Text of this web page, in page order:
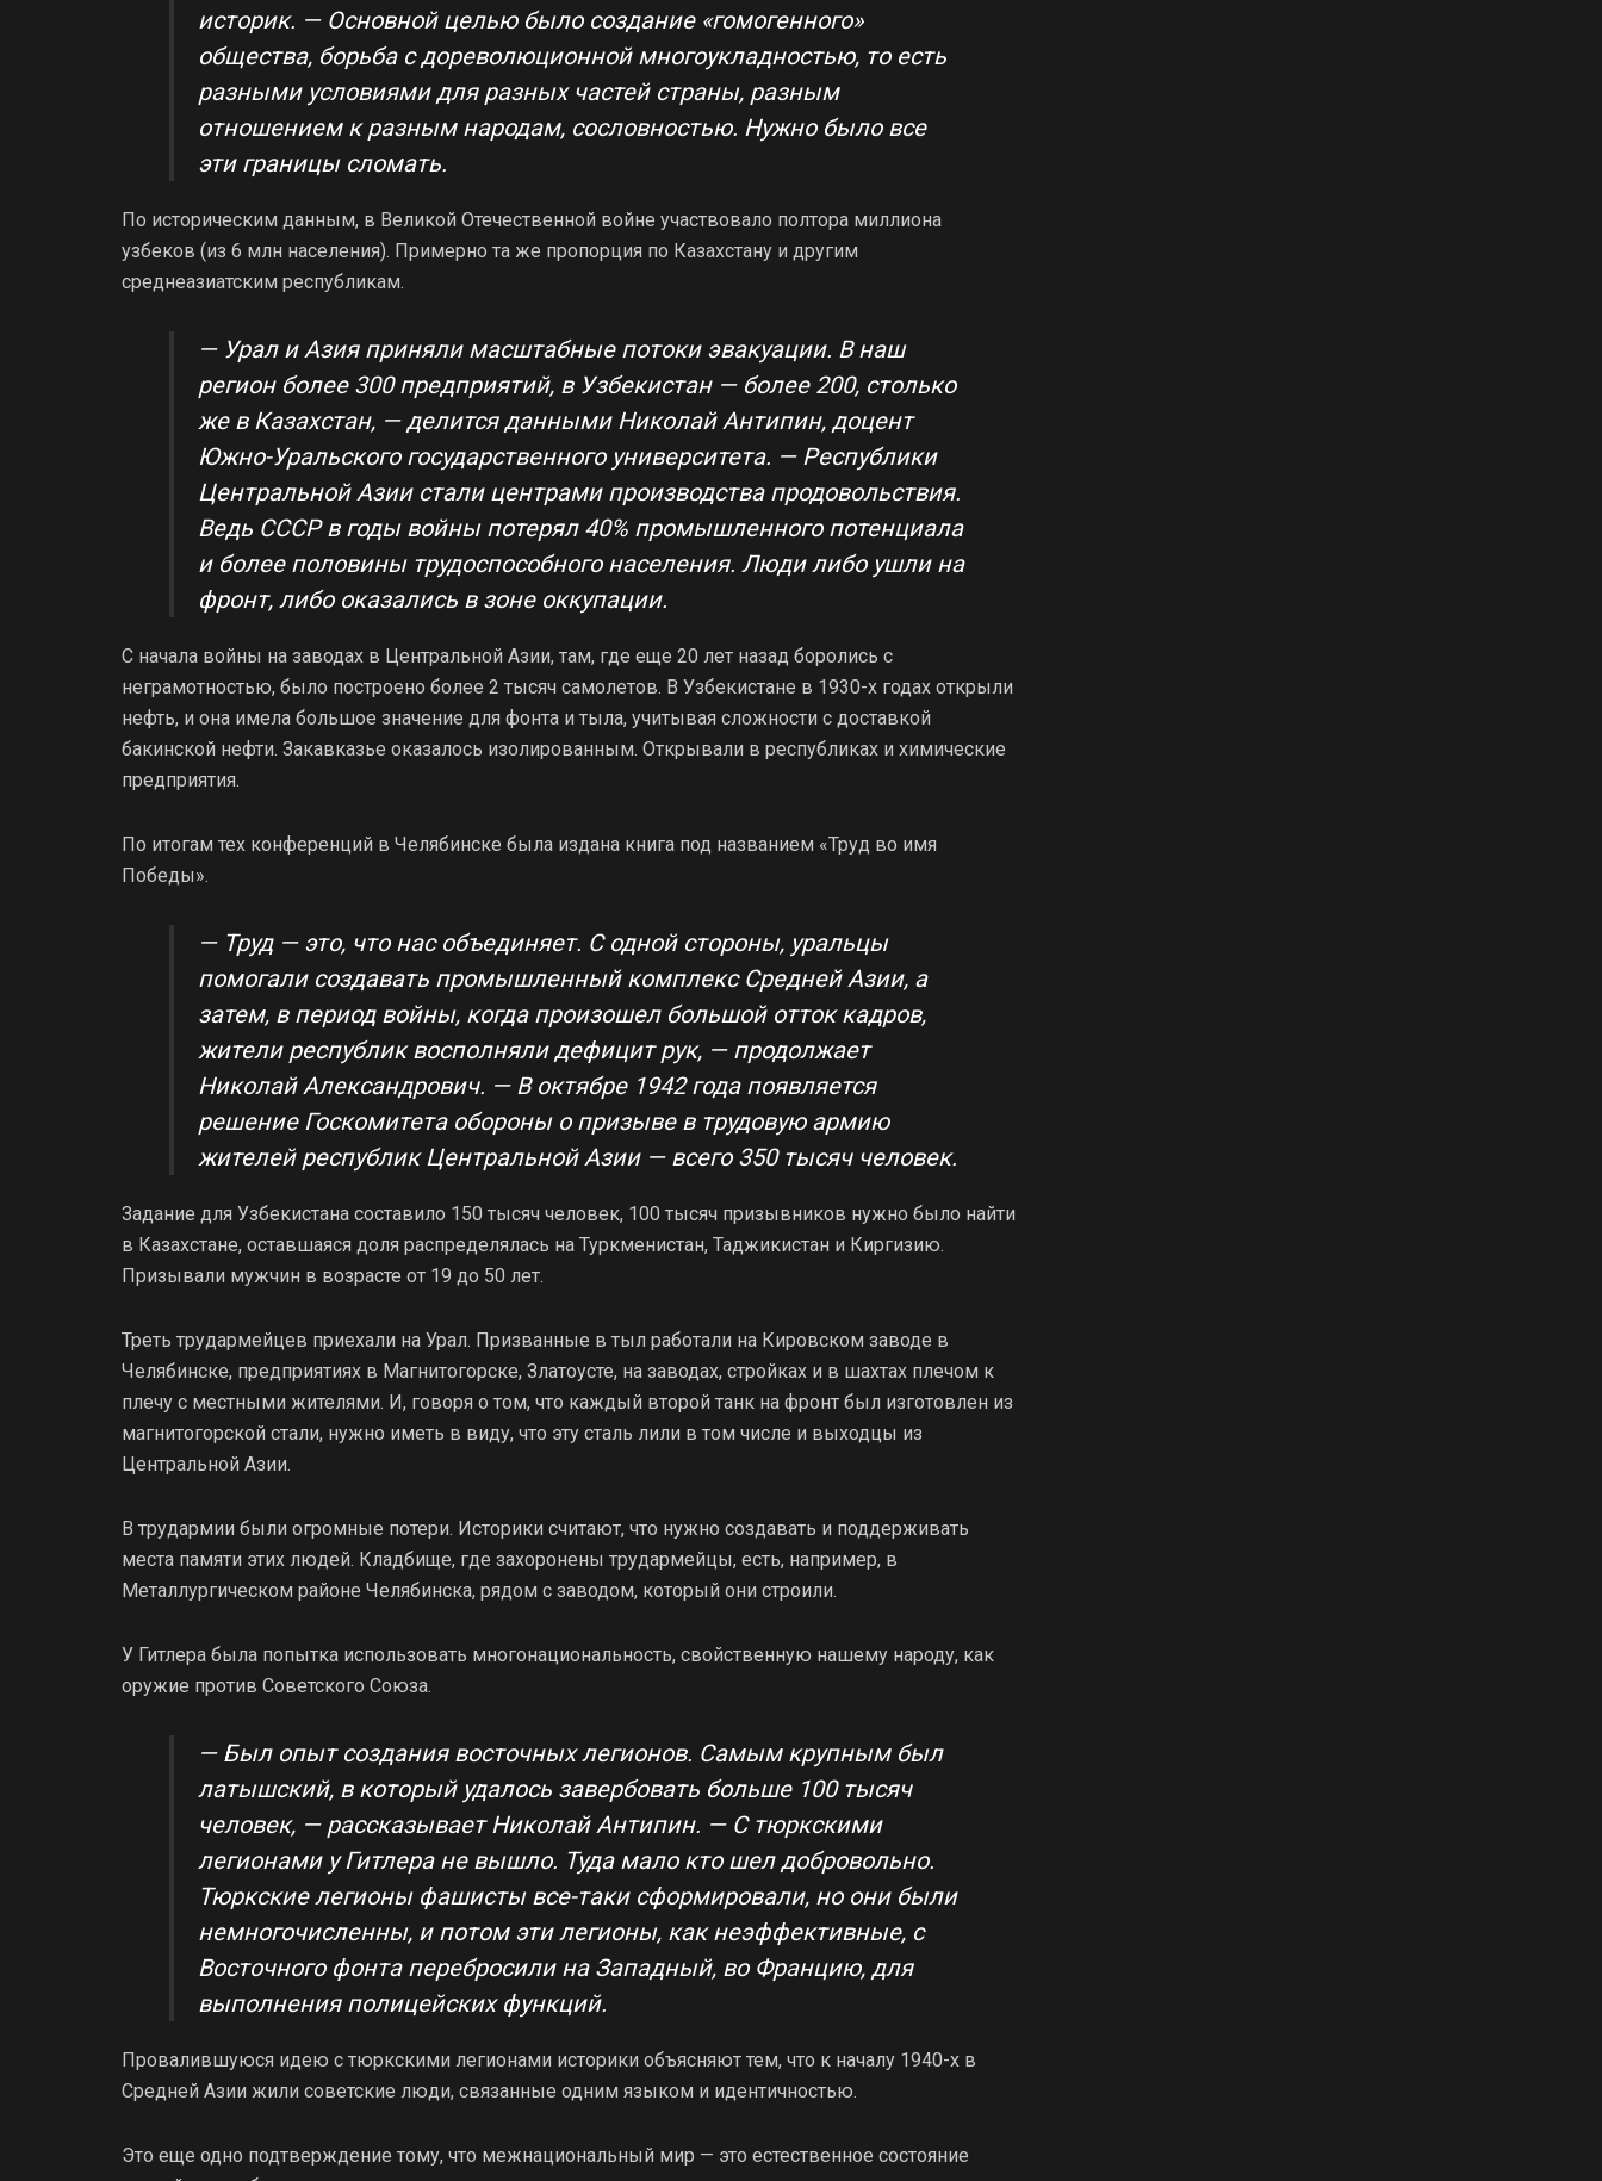
историк. — Основной целью было создание «гомогенного»
общества, борьба с дореволюционной многоукладностью, то есть
разными условиями для разных частей страны, разным
отношением к разным народам, сословностью. Нужно было все
эти границы сломать.
По историческим данным, в Великой Отечественной войне участвовало полтора миллиона
узбеков (из 6 млн населения). Примерно та же пропорция по Казахстану и другим
среднеазиатским республикам.
— Урал и Азия приняли масштабные потоки эвакуации. В наш
регион более 300 предприятий, в Узбекистан — более 200, столько
же в Казахстан, — делится данными Николай Антипин, доцент
Южно-Уральского государственного университета. — Республики
Центральной Азии стали центрами производства продовольствия.
Ведь СССР в годы войны потерял 40% промышленного потенциала
и более половины трудоспособного населения. Люди либо ушли на
фронт, либо оказались в зоне оккупации.
С начала войны на заводах в Центральной Азии, там, где еще 20 лет назад боролись с
неграмотностью, было построено более 2 тысяч самолетов. В Узбекистане в 1930-х годах открыли
нефть, и она имела большое значение для фонта и тыла, учитывая сложности с доставкой
бакинской нефти. Закавказье оказалось изолированным. Открывали в республиках и химические
предприятия.
По итогам тех конференций в Челябинске была издана книга под названием «Труд во имя
Победы».
— Труд — это, что нас объединяет. С одной стороны, уральцы
помогали создавать промышленный комплекс Средней Азии, а
затем, в период войны, когда произошел большой отток кадров,
жители республик восполняли дефицит рук, — продолжает
Николай Александрович. — В октябре 1942 года появляется
решение Госкомитета обороны о призыве в трудовую армию
жителей республик Центральной Азии — всего 350 тысяч человек.
Задание для Узбекистана составило 150 тысяч человек, 100 тысяч призывников нужно было найти
в Казахстане, оставшаяся доля распределялась на Туркменистан, Таджикистан и Киргизию.
Призывали мужчин в возрасте от 19 до 50 лет.
Треть трудармейцев приехали на Урал. Призванные в тыл работали на Кировском заводе в
Челябинске, предприятиях в Магнитогорске, Златоусте, на заводах, стройках и в шахтах плечом к
плечу с местными жителями. И, говоря о том, что каждый второй танк на фронт был изготовлен из
магнитогорской стали, нужно иметь в виду, что эту сталь лили в том числе и выходцы из
Центральной Азии.
В трудармии были огромные потери. Историки считают, что нужно создавать и поддерживать
места памяти этих людей. Кладбище, где захоронены трудармейцы, есть, например, в
Металлургическом районе Челябинска, рядом с заводом, который они строили.
У Гитлера была попытка использовать многонациональность, свойственную нашему народу, как
оружие против Советского Союза.
— Был опыт создания восточных легионов. Самым крупным был
латышский, в который удалось завербовать больше 100 тысяч
человек, — рассказывает Николай Антипин. — С тюркскими
легионами у Гитлера не вышло. Туда мало кто шел добровольно.
Тюркские легионы фашисты все-таки сформировали, но они были
немногочисленны, и потом эти легионы, как неэффективные, с
Восточного фонта перебросили на Западный, во Францию, для
выполнения полицейских функций.
Провалившуюся идею с тюркскими легионами историки объясняют тем, что к началу 1940-х в
Средней Азии жили советские люди, связанные одним языком и идентичностью.
Это еще одно подтверждение тому, что межнациональный мир — это естественное состояние